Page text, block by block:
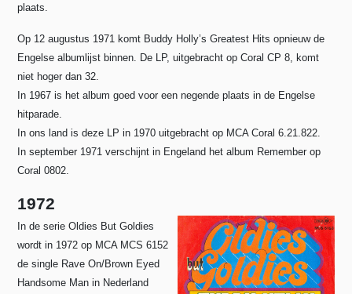
plaats.
Op 12 augustus 1971 komt Buddy Holly’s Greatest Hits opnieuw de
Engelse albumlijst binnen. De LP, uitgebracht op Coral CP 8, komt
niet hoger dan 32.
In 1967 is het album goed voor een negende plaats in de Engelse
hitparade.
In ons land is deze LP in 1970 uitgebracht op MCA Coral 6.21.822.
In september 1971 verschijnt in Engeland het album Remember op
Coral 0802.
1972
In de serie Oldies But Goldies
wordt in 1972 op MCA MCS 6152
de single Rave On/Brown Eyed
Handsome Man in Nederland